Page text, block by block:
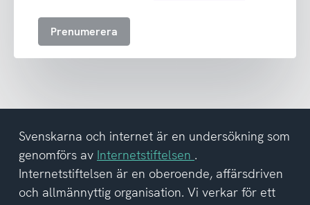
att
del
av
integritetspolicyn
Prenumerera
Svenskarna och internet är en undersökning som
genomförs av Internetstiftelsen .
Internetstiftelsen är en oberoende, affärsdriven
och allmännyttig organisation. Vi verkar för ett